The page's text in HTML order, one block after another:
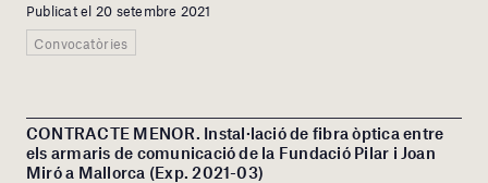
Publicat el 20 setembre 2021
Convocatòries
CONTRACTE MENOR. Instal·lació de fibra òptica entre
els armaris de comunicació de la Fundació Pilar i Joan
Miró a Mallorca (Exp. 2021-03)